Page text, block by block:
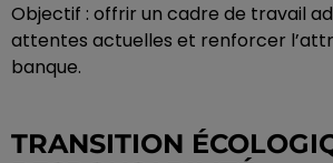
Objectif : offrir un cadre de travail
attentes actuelles et renforcer
banque.
TRANSITION